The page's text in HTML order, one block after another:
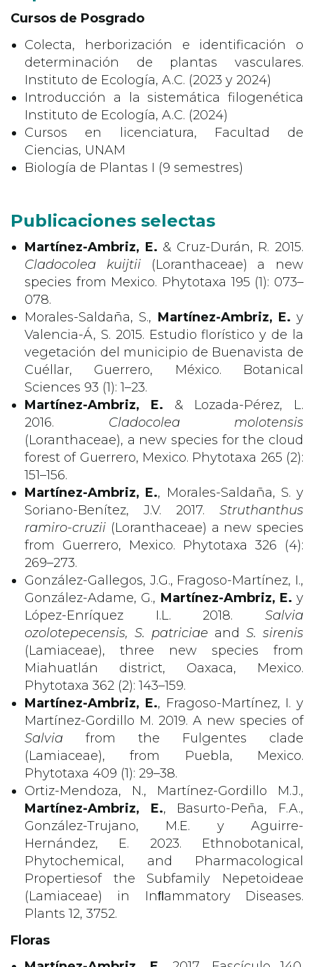
Cursos de Posgrado
Colecta, herborización e identificación o
determinación de plantas vasculares.
Instituto de Ecología, A.C. (2023 y 2024)
Introducción a la sistemática filogenética
Instituto de Ecología, A.C. (2024)
Cursos en licenciatura, Facultad de
Ciencias, UNAM
Biología de Plantas I (9 semestres)
Publicaciones selectas
Martínez-Ambriz, E. & Cruz-Durán, R. 2015.
Cladocolea kuijtii(Loranthaceae) a new
species from Mexico. Phytotaxa 195 (1): 073–
078.
Morales-Saldaña, S., Martínez-Ambriz, E. y
Valencia-Á, S. 2015. Estudio florístico y de la
vegetación del municipio de Buenavista de
Cuéllar, Guerrero, México. Botanical
Sciences 93 (1): 1–23.
Martínez-Ambriz, E. & Lozada-Pérez, L.
2016. Cladocolea molotensis
(Loranthaceae), a new species for the cloud
forest of Guerrero, Mexico. Phytotaxa 265 (2):
151–156.
Martínez-Ambriz, E., Morales-Saldaña, S. y
Soriano-Benítez, J.V. 2017. Struthanthus
ramiro-cruzii (Loranthaceae) a new species
from Guerrero, Mexico. Phytotaxa 326 (4):
269–273.
González-Gallegos, J.G., Fragoso-Martínez, I.,
González-Adame, G., Martínez-Ambriz, E. y
López-Enríquez I.L. 2018. Salvia
ozolotepecensis, S. patriciae and S. sirenis
(Lamiaceae), three new species from
Miahuatlán district, Oaxaca, Mexico.
Phytotaxa 362 (2): 143–159.
Martínez-Ambriz, E., Fragoso-Martínez, I. y
Martínez-Gordillo M. 2019. A new species of
Salvia from the Fulgentes clade
(Lamiaceae), from Puebla, Mexico.
Phytotaxa 409 (1): 29–38.
Ortiz-Mendoza, N., Martínez-Gordillo M.J.,
Martínez-Ambriz, E., Basurto-Peña, F.A.,
González-Trujano, M.E. y Aguirre-
Hernández, E. 2023. Ethnobotanical,
Phytochemical, and Pharmacological
Propertiesof the Subfamily Nepetoideae
(Lamiaceae) in Inﬂammatory Diseases.
Plants 12, 3752.
Floras